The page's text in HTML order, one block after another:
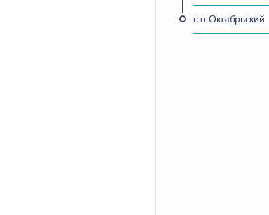
с.о.Октябрьский